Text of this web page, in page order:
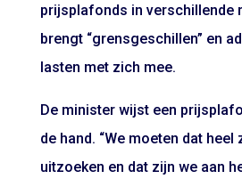
prijsplafonds in verschillende
brengt “grensgeschillen” en
lasten met zich mee.
De minister wijst een
de hand. “We moeten dat heel
uitzoeken en dat zijn we aan